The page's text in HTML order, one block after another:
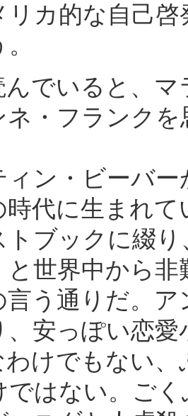
リカ的な自己
でいると、マ
ネ・フランクを
ン・ビーバー
時代に生まれ
トブックに綴
と世界中から
言う通りだ。
、安っぽい恋
わけでもない
ではない。ご